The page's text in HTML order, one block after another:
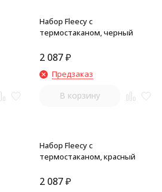
Набор Fleecy с
термостаканом, черный
2 087₽
Предзаказ
В корзину
Набор Fleecy с
термостаканом, красный
2 087₽